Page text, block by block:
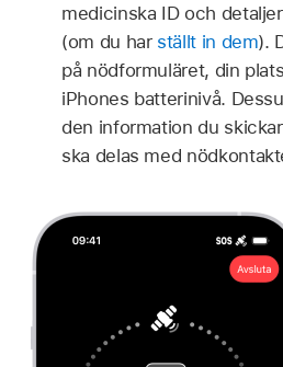
medicinska ID och
(om du har ställt in dem).
på nödformuläret, din
iPhones batterinivå.
den information du
ska delas med